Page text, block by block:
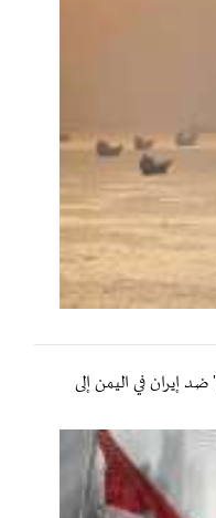
إيران في اليمن إلى